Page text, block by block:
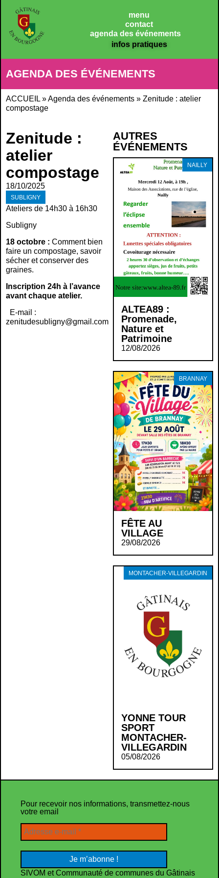
menu
contact
agenda des événements
infos pratiques
AGENDA DES ÉVÉNEMENTS
ACCUEIL »Agenda des événements » Zenitude : atelier
compostage
Zenitude :
atelier
compostage
18/10/2025
SUBLIGNY
Ateliers de 14h30 à 16h30
Subligny
18 octobre : Comment bien
faire un compostage, savoir
sécher et conserver des
graines.
Inscription 24h à l’avance
avant chaque atelier.
E-mail :
zenitudesubligny@gmail.com
AUTRES
ÉVÉNEMENTS
NAILLY
ALTEA89 :
Promenade,
Nature et
Patrimoine
12/08/2026
BRANNAY
FÊTE AU
VILLAGE
29/08/2026
MONTACHER-VILLEGARDIN
YONNE TOUR
SPORT
MONTACHER-
VILLEGARDIN
05/08/2026
Pour recevoir nos informations, transmettez-nous
votre email
SIVOM et Communauté de communes du Gâtinais